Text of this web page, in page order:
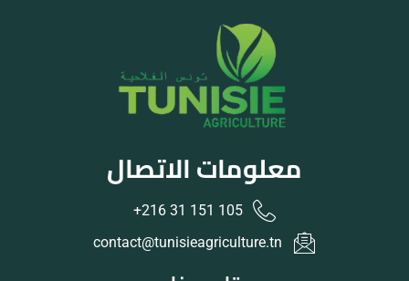
معلومات الاتصال
105 151 31 216+
contact@tunisieagriculture.tn